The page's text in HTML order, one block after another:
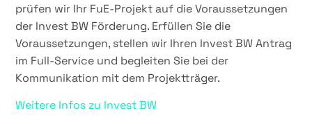
prüfen wir Ihr FuE-Projekt auf die Voraussetzungen
der Invest BW Förderung. Erfüllen Sie die
Voraussetzungen, stellen wir Ihren Invest BW Antrag
im Full-Service und begleiten Sie bei der
Kommunikation mit dem Projektträger.
Weitere Infos zu Invest BW